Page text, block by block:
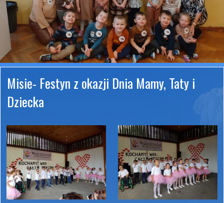
Misie- Festyn z okazji Dnia Mamy, Taty i
Dziecka